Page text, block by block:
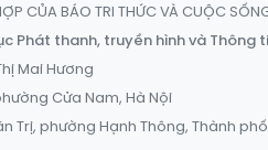
CỦA BÁO TRI THỨC VÀ CUỘC
Phát thanh, truyền hình và
Mai Hương
Cửa Nam, Hà Nội
Trị, phường Hạnh Thông, Thành